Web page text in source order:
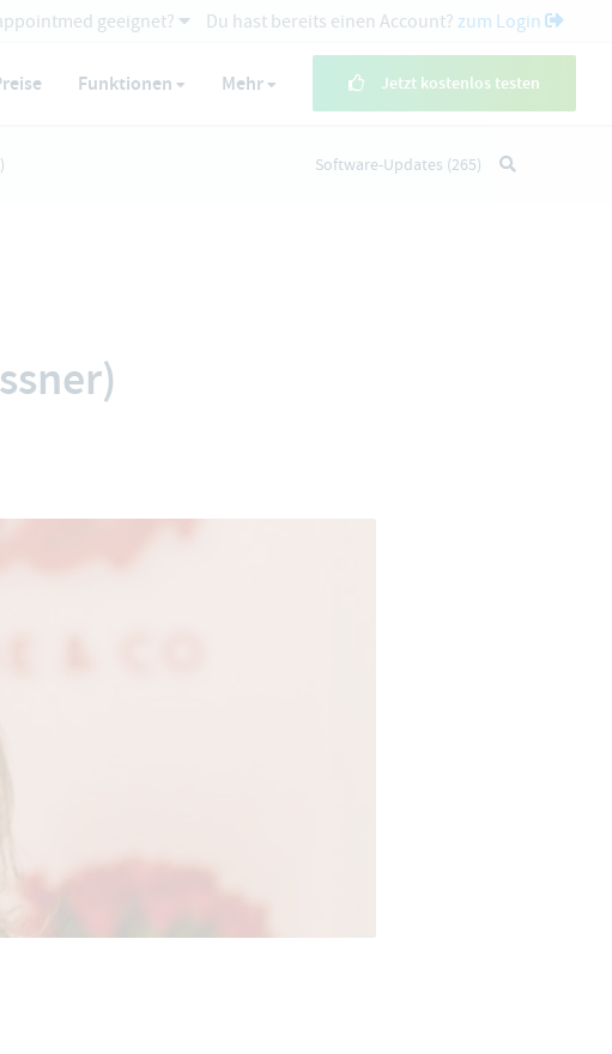
geeignet? Du hast bereits einen Account? zum Login
Funktionen Mehr Jetzt kostenlos testen
Software-Updates (265)